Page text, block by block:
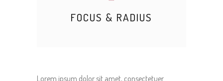
FOCUS & RADIUS
Lorem ipsum dolor sit amet, consectetuer